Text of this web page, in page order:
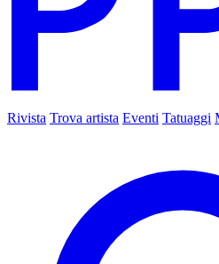
Rivista Trova artista Eventi Tatuaggi